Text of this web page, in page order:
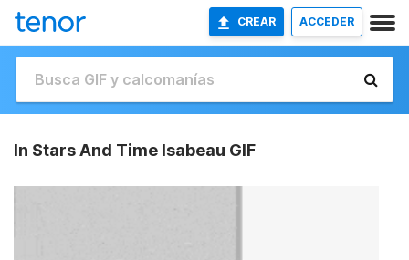
CREAR ACCEDER
In Stars And Time Isabeau GIF